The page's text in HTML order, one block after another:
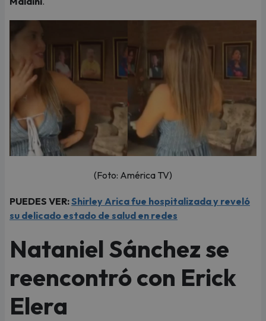
(Foto: América TV)
PUEDES VER:Shirley Arica fue hospitalizada y reveló
su delicado estado de salud en redes
Nataniel Sánchez se
reencontró con Erick
Elera